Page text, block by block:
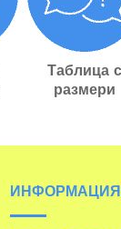
Таблица с
размери